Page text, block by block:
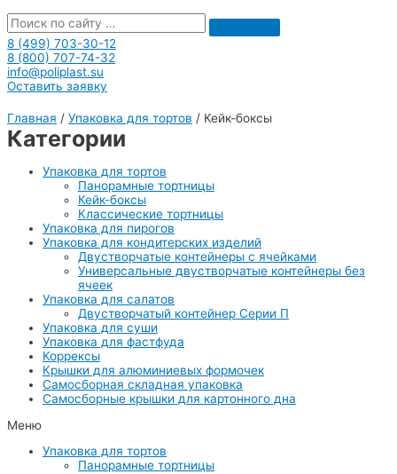
8 (499) 703-30-12
8 (800) 707-74-32
info@poliplast.su
Оставить заявку
Главная / Упаковка для тортов / Кейк-боксы
Категории
Упаковка для тортов
Панорамные тортницы
Кейк-боксы
Классические тортницы
Упаковка для пирогов
Упаковка для кондитерских изделий
Двустворчатые контейнеры с ячейками
Универсальные двустворчатые контейнеры без
ячеек
Упаковка для салатов
Двустворчатый контейнер Серии П
Упаковка для суши
Упаковка для фастфуда
Коррексы
Крышки для алюминиевых формочек
Самосборная складная упаковка
Самосборные крышки для картонного дна
Меню
Упаковка для тортов
Панорамные тортницы